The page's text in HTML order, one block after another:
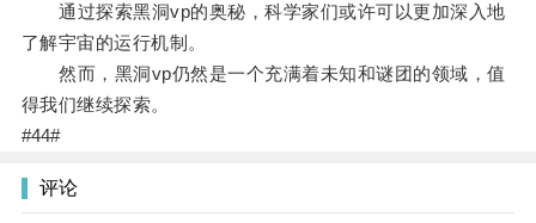
通过探索黑洞vp的奥秘，科学家们或许可以更加深入地
了解宇宙的运行机制。
然而，黑洞vp仍然是一个充满着未知和谜团的领域，值
得我们继续探索。
#44#
评论